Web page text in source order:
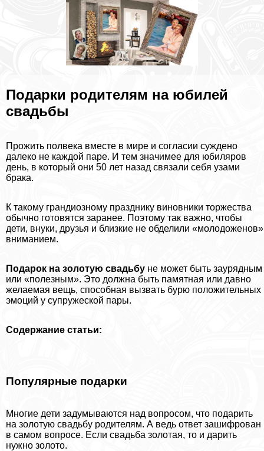
Подарки родителям на юбилей
свадьбы
Прожить полвека вместе в мире и согласии суждено
далеко не каждой паре. И тем значимее для юбиляров
день, в который они 50 лет назад связали себя узами
бpaка.
К такому грандиозному празднику виновники торжества
обычно готовятся заранее. Поэтому так важно, чтобы
дети, внуки, друзья и близкие не обделили «молодоженов»
вниманием.
Подарок на золотую свадьбу не может быть заурядным
или «полезным». Это должна быть памятная или давно
желаемая вещь, способная вызвать бурю положительных
эмоций у супружеской пары.
Содержание статьи:
Популярные подарки
Многие дети задумываются над вопросом, что подарить
на золотую свадьбу родителям. А ведь ответ зашифрован
в самом вопросе. Если свадьба золотая, то и дарить
нужно золото.